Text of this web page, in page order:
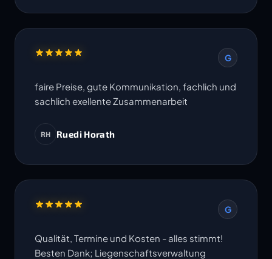
G
faire Preise, gute Kommunikation, fachlich und
sachlich exellente Zusammenarbeit
RH Ruedi Horath
G
Qualität, Termine und Kosten - alles stimmt!
Besten Dank; Liegenschaftsverwaltung